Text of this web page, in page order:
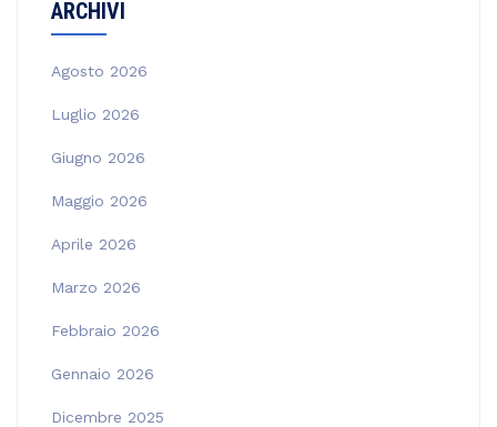
ARCHIVI
Agosto 2026
Luglio 2026
Giugno 2026
Maggio 2026
Aprile 2026
Marzo 2026
Febbraio 2026
Gennaio 2026
Dicembre 2025